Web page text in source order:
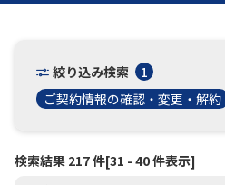
サービス名から探す
絞り込み検索
1
ご契約情報の確認・変更・解約
検索結果 217 件[31 - 40 件表示]